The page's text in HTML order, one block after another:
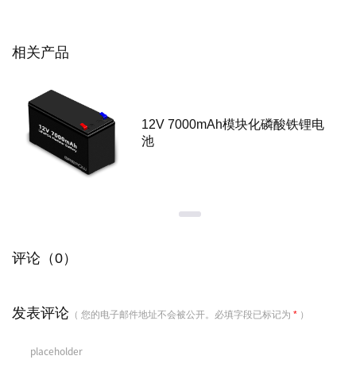
相关产品
12V 7000mAh模块化磷酸铁锂电
池
评论（0）
发表评论 （ 您的电子邮件地址不会被公开。必填字段已标记为 * ）